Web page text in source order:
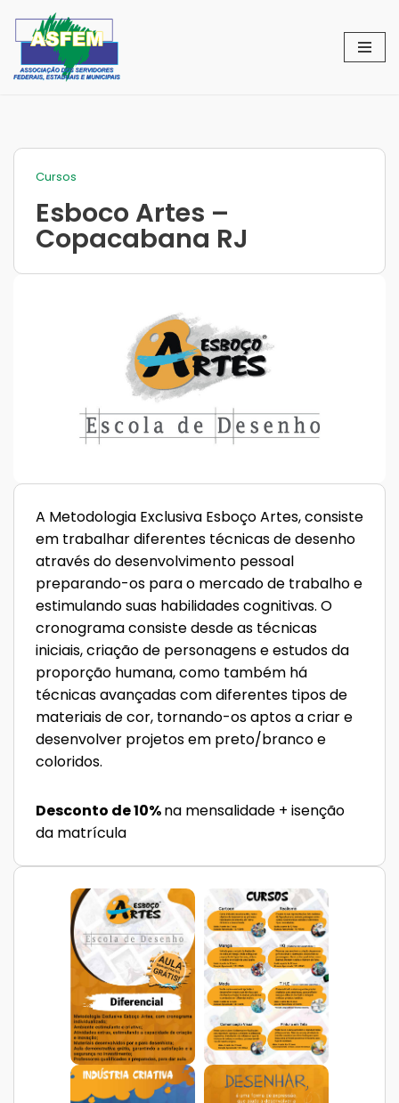
Pular
para
Cursos
Esboco Artes –
Copacabana RJ
A Metodologia Exclusiva Esboço Artes, consiste
em trabalhar diferentes técnicas de desenho
através do desenvolvimento pessoal
preparando-os para o mercado de trabalho e
estimulando suas habilidades cognitivas. O
cronograma consiste desde as técnicas
iniciais, criação de personagens e estudos da
proporção humana, como também há
técnicas avançadas com diferentes tipos de
materiais de cor, tornando-os aptos a criar e
desenvolver projetos em preto/branco e
coloridos.
Desconto de 10%na mensalidade + isenção
da matrícula